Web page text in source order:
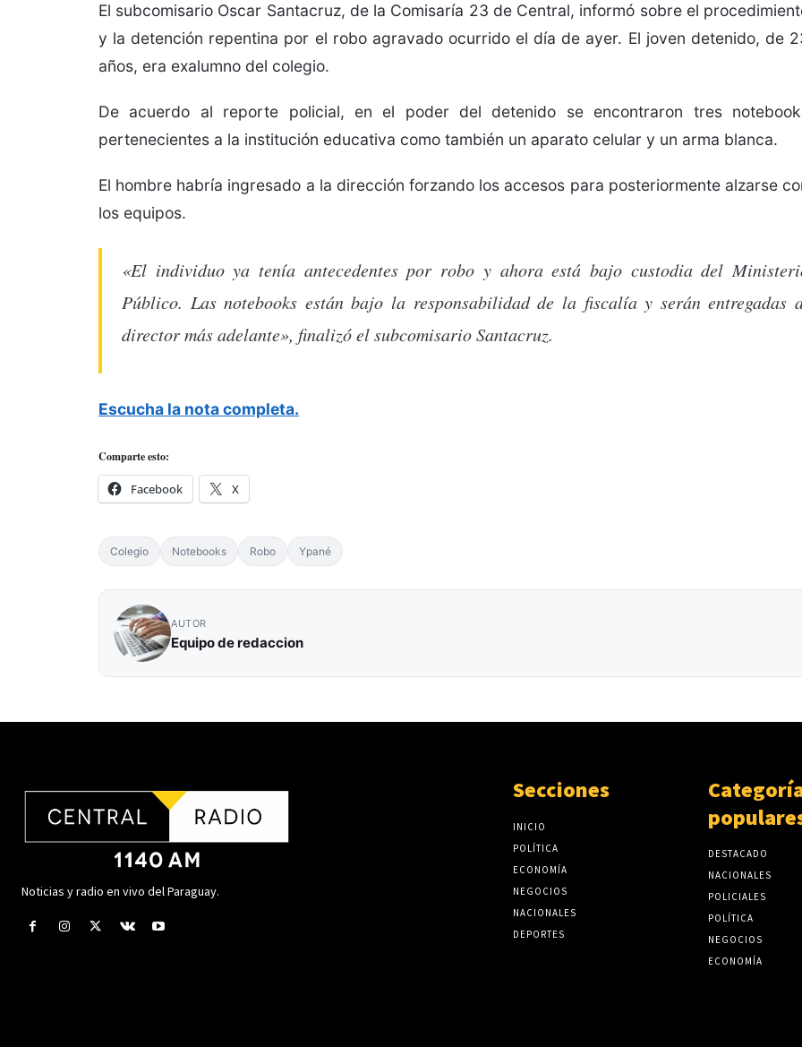
El subcomisario Oscar Santacruz, de la Comisaría 23 de Central, informó sobre el
y la detención repentina por el robo agravado ocurrido el día de ayer. El joven detenido, de
años, era exalumno del colegio.
De acuerdo al reporte policial, en el poder del detenido se encontraron tres
pertenecientes a la institución educativa como también un aparato celular y un arma blanca.
El hombre habría ingresado a la dirección forzando los accesos para posteriormente alzarse
los equipos.
«El individuo ya tenía antecedentes por robo y ahora está bajo custodia del
Público. Las notebooks están bajo la responsabilidad de la fiscalía y serán entregadas
director más adelante», finalizó el subcomisario Santacruz.
Escucha la nota completa.
Comparte esto:
Facebook X
Colegio Notebooks Robo Ypané
AUTOR
Equipo de redaccion
Noticias y radio en vivo del Paraguay.
Secciones
INICIO
POLÍTICA
ECONOMÍA
NEGOCIOS
NACIONALES
DEPORTES
DESTACADO
NACIONALES
POLICIALES
POLÍTICA
NEGOCIOS
ECONOMÍA